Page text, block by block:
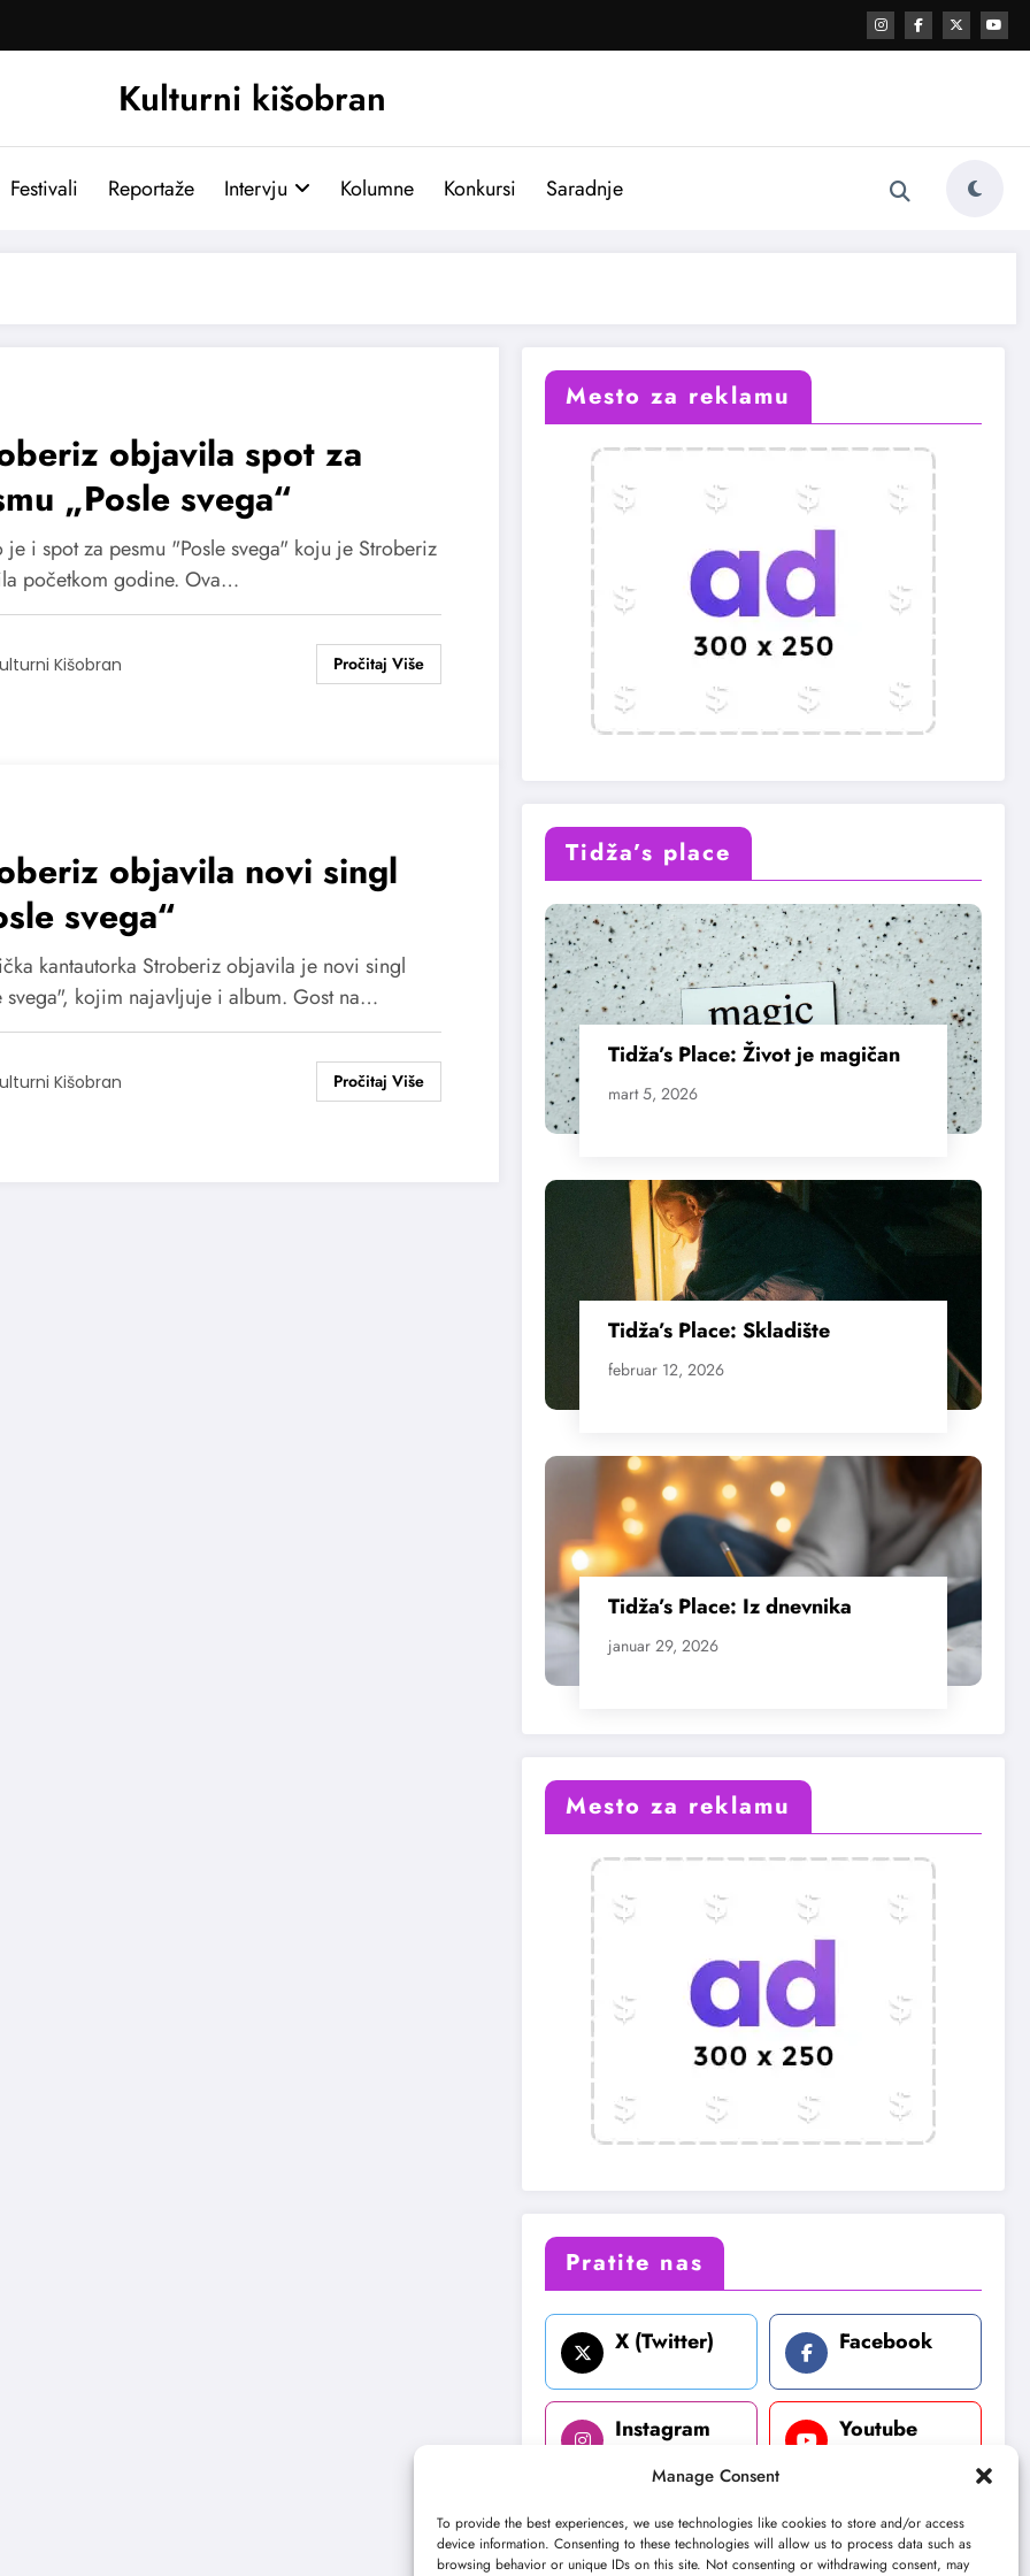
Manage Consent
To provide the best experiences, we use technologies like cookies to store and/or access
device information. Consenting to these technologies will allow us to process data such as
browsing behavior or unique IDs on this site. Not consenting or withdrawing consent, may
Kulturni kišobran
Festivali Reportaže Intervju Kolumne Konkursi Saradnje
objavila spot za
„Posle svega“
je i spot za pesmu "Posle svega" koju je Stroberiz
početkom godine. Ova…
Kišobran
objavila novi singl
svega“
kantautorka Stroberiz objavila je novi singl
svega", kojim najavljuje i album. Gost na…
Kišobran
Mesto za reklamu
Tidža’s place
Tidža’s Place: Život je magičan
mart 5, 2026
Tidža’s Place: Skladište
februar 12, 2026
Tidža’s Place: Iz dnevnika
januar 29, 2026
Mesto za reklamu
Pratite nas
X (Twitter) Facebook
Instagram Youtube
LinkedIn